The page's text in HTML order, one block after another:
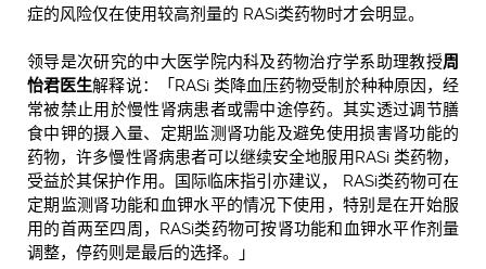
症的风险仅在使用较高剂量的 RASi类药物时才会明显。
领导是次研究的中大医学院内科及药物治疗学系助理教授周
怡君医生解释说：「RASi 类降血压药物受制於种种原因，经
常被禁止用於慢性肾病患者或需中途停药。其实透过调节膳
食中钾的摄入量、定期监测肾功能及避免使用损害肾功能的
药物，许多慢性肾病患者可以继续安全地服用RASi 类药物，
受益於其保护作用。国际临床指引亦建议， RASi类药物可在
定期监测肾功能和血钾水平的情况下使用，特别是在开始服
用的首两至四周，RASi类药物可按肾功能和血钾水平作剂量
调整，停药则是最后的选择。」